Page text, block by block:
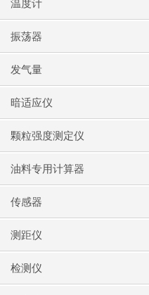
温度计
振荡器
发气量
暗适应仪
颗粒强度测定仪
油料专用计算器
传感器
测距仪
检测仪